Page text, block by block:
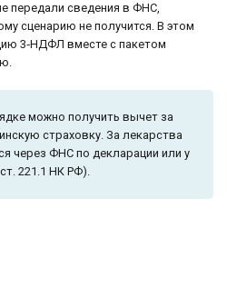
передали сведения в ФНС,
сценарию не получится. В этом
3‑НДФЛ вместе с пакетом
можно получить вычет за
страховку. За лекарства
через ФНС по декларации или у
221.1 НК РФ).